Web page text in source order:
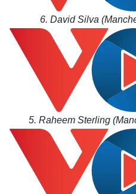
6. David Silva
5. Raheem Sterling